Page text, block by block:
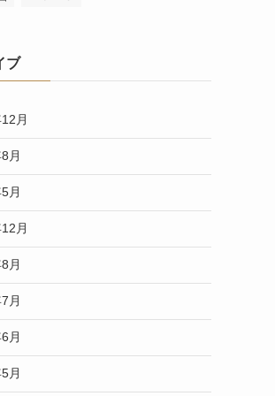
ブ
月
月
月
月
月
月
月
月